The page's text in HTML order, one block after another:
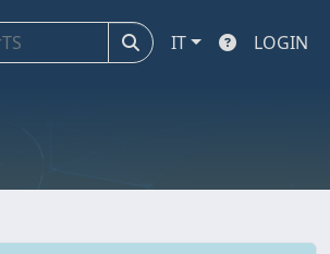
IT LOGIN